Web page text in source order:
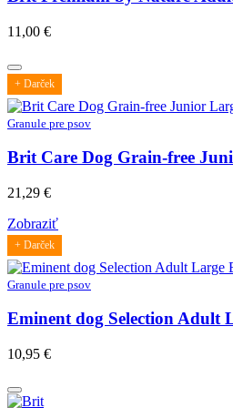
11,00 €
+ Darček
Granule pre psov
Brit Care Dog Grain-free
21,29 €
Zobraziť
+ Darček
Granule pre psov
Eminent dog Selection Adult
10,95 €